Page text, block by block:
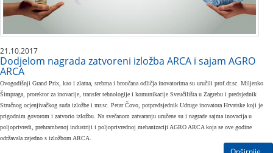
21.10.2017
Dodjelom nagrada zatvoreni izložba ARCA i sajam AGRO
ARCA
Ovogodišnji Grand Prix, kao i zlatna, srebrna i brončana odličja inovatorima su uručili prof.dr.sc. Miljenko
Šimpraga, prorektor za inovacije, transfer tehnologije i komunikacije Sveučilišta u Zagrebu i predsjednik
Stručnog ocjenjivačkog suda izložbe i mr.sc. Petar Čovo, potpredsjednik Udruge inovatora Hrvatske koji je
prigodnim govorom i zatvorio izložbu. Na svečanom zatvaranju uručene su i nagrade sajma inovacija u
poljoprivredi, prehrambenoj industriji i poljoprivrednoj mehanizaciji AGRO ARCA koja se ove godine
održavala zajedno s izložbom ARCA.